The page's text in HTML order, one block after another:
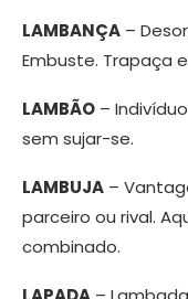
LAMBANÇA –
Embuste. Trapaça
LAMBÃO –
sem sujar-se.
LAMBUJA –
parceiro ou rival.
combinado.